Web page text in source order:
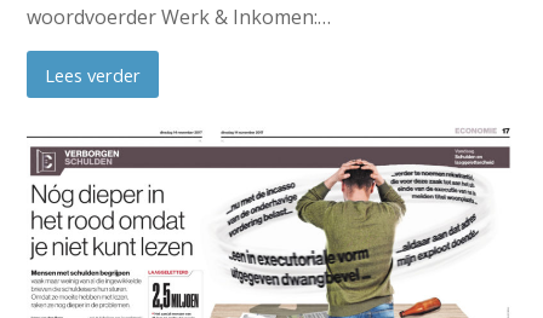
woordvoerder Werk & Inkomen:…
Lees verder